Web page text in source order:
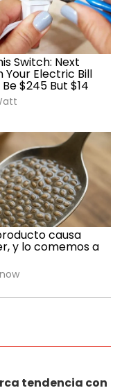
tendencia con